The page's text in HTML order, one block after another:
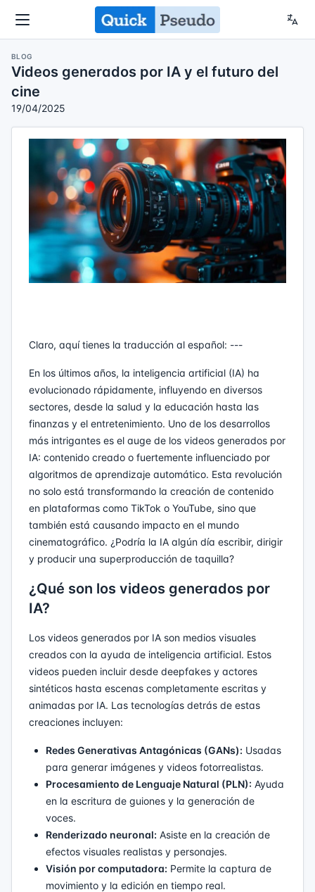
BLOG
Videos generados por IA y el futuro del
cine
19/04/2025
Claro, aquí tienes la traducción al español: ---
En los últimos años, la inteligencia artificial (IA) ha
evolucionado rápidamente, influyendo en diversos
sectores, desde la salud y la educación hasta las
finanzas y el entretenimiento. Uno de los desarrollos
más intrigantes es el auge de los videos generados por
IA: contenido creado o fuertemente influenciado por
algoritmos de aprendizaje automático. Esta revolución
no solo está transformando la creación de contenido
en plataformas como TikTok o YouTube, sino que
también está causando impacto en el mundo
cinematográfico. ¿Podría la IA algún día escribir, dirigir
y producir una superproducción de taquilla?
¿Qué son los videos generados por
IA?
Los videos generados por IA son medios visuales
creados con la ayuda de inteligencia artificial. Estos
videos pueden incluir desde deepfakes y actores
sintéticos hasta escenas completamente escritas y
animadas por IA. Las tecnologías detrás de estas
creaciones incluyen:
Redes Generativas Antagónicas (GANs): Usadas
para generar imágenes y videos fotorrealistas.
Procesamiento de Lenguaje Natural (PLN): Ayuda
en la escritura de guiones y la generación de
voces.
Renderizado neuronal: Asiste en la creación de
efectos visuales realistas y personajes.
Visión por computadora: Permite la captura de
movimiento y la edición en tiempo real.